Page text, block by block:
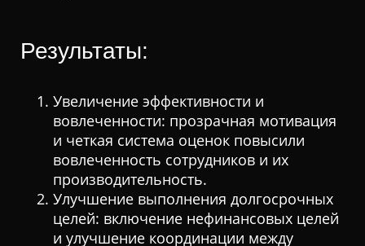
Результаты:
Увеличение эффективности и
вовлеченности: прозрачная мотивация
и четкая система оценок повысили
вовлеченность сотрудников и их
производительность.
Улучшение выполнения долгосрочных
целей: включение нефинансовых целей
и улучшение координации между